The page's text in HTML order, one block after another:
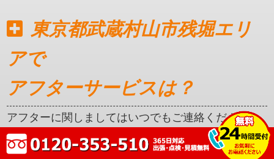
東京都武蔵村山市残堀エリ
アで
アフターサービスは？
アフターに関しましてはいつでもご連絡ください。
クレカ対応はしているか？